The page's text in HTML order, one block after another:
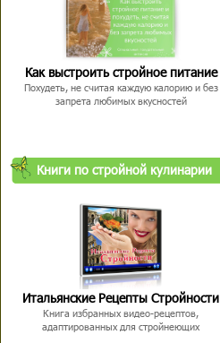
Как выстроить стройное питание
Похудеть, не считая каждую калорию и без
запрета любимых вкусностей
Книги по стройной кулинарии
Итальянские Рецепты Стройности
Книга избранных видео-рецептов,
адаптированных для стройнеющих